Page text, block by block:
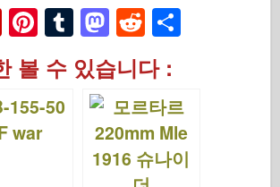
Fl
ip
b
o
ar
Pi
nt
er
e
st
T
u
m
bl
M
a
st
o
d
o
R
e
d
di
t
e
볼 수 있습니다 :